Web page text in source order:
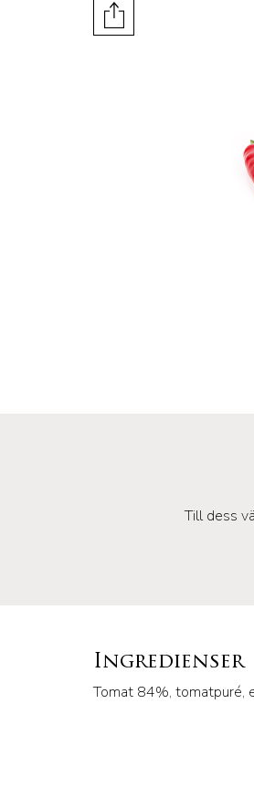
Till dess
Ingredienser
Tomat 84%, tomatpuré,